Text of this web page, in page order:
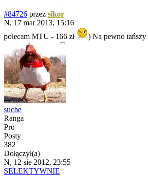
#84726 przez sikor
N, 17 mar 2013, 15:16
polecam MTU - 166 zł
) Na pewno
suche
Ranga
Pro
Posty
382
Dołączył(a)
N, 12 sie 2012, 23:55
SELEKTYWNIE